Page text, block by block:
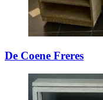
De Coene Freres